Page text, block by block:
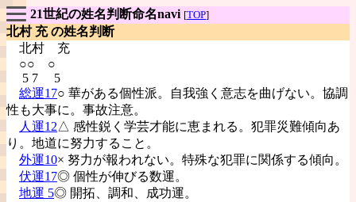
21世紀の姓名判断命名navi [TOP]
北村 充 の姓名判断
北村 充
○○ ○
5 7 5
総運17○ 華がある個性派。自我強く意志を曲げない。協調
性も大事に。事故注意。
人運12△ 感性鋭く学芸才能に恵まれる。犯罪災難傾向あ
り。地道に努力すること。
外運10× 努力が報われない。特殊な犯罪に関係する傾向。
伏運17◎ 個性が伸びる数運。
地運 5◎ 開拓、調和、成功運。